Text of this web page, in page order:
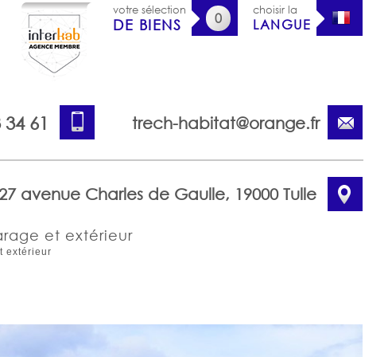
votre sélection
DE BIENS 0
choisir la
LANGUE
61 trech-habitat@orange.fr
27 avenue Charles de Gaulle, 19000 Tulle
et extérieur
extérieur